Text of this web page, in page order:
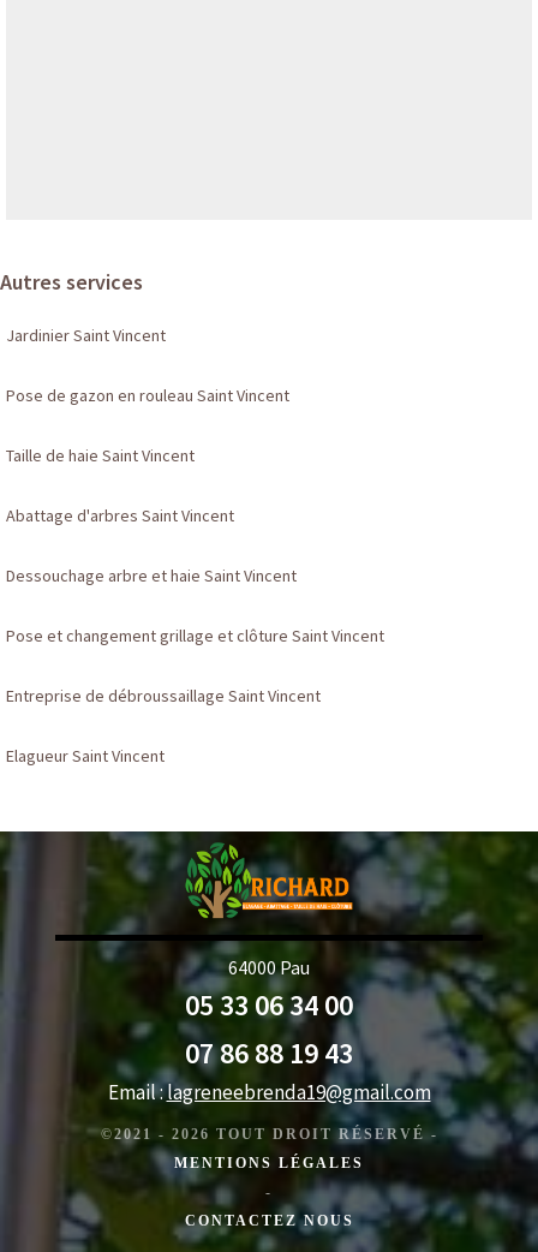
Autres services
Jardinier Saint Vincent
Pose de gazon en rouleau Saint Vincent
Taille de haie Saint Vincent
Abattage d'arbres Saint Vincent
Dessouchage arbre et haie Saint Vincent
Pose et changement grillage et clôture Saint Vincent
Entreprise de débroussaillage Saint Vincent
Elagueur Saint Vincent
64000 Pau
05 33 06 34 00
07 86 88 19 43
Email :lagreneebrenda19@gmail.com
©2021 - 2026 TOUT DROIT RÉSERVÉ -
MENTIONS LÉGALES
-
CONTACTEZ NOUS